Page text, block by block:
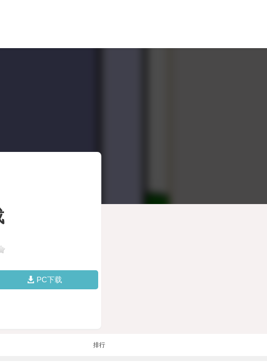
PC下载
排行